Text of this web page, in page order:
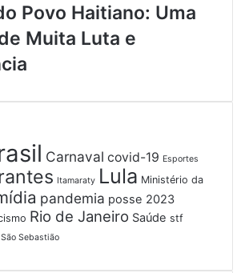
Povo Haitiano: Uma
Muita Luta e
Carnaval covid-19 Esportes
Itamaraty Lula Ministério da
pandemia posse 2023
Rio de Janeiro Saúde stf
São Sebastião